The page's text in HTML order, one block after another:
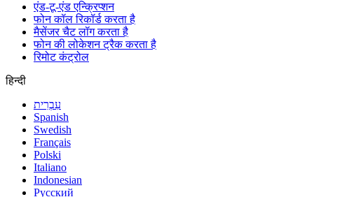
एंड-टू-एंड एन्क्रिप्शन
फोन कॉल रिकॉर्ड करता है
मैसेंजर चैट लॉग करता है
फोन की लोकेशन ट्रैक करता है
रिमोट कंट्रोल
हिन्दी
עִבְרִית
Spanish
Swedish
Français
Polski
Italiano
Indonesian
Русский